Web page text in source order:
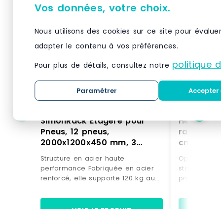
SimonRack Étagère pour
Pneus, 12 pneus,
2000x1200x450 mm, 3
niveaux, Galvanisé –
Simonauto – argenté métal
8435104986196
Structure en acier haute
performance Fabriquée en acier
renforcé, elle supporte 120 kg au
longerons travaillent en élasticité
cm
MDF gris
Bois
Optimisez
stockage
pneus
en toute
Vos données, votre choix.
Nous utilisons des cookies sur ce site pour
adapter le contenu à vos préférences.
Pour plus de détails, consultez notre politique
Paramétrer